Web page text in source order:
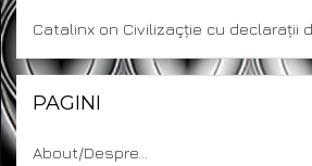
Catalinx on Civilizaçție cu declarații
PAGINI
About/Despre…